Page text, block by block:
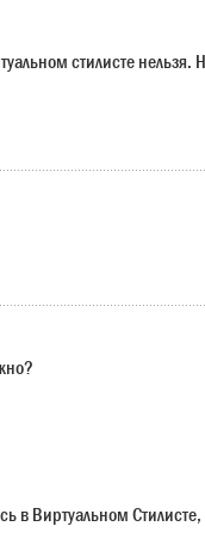
стилисте
в Виртуальном